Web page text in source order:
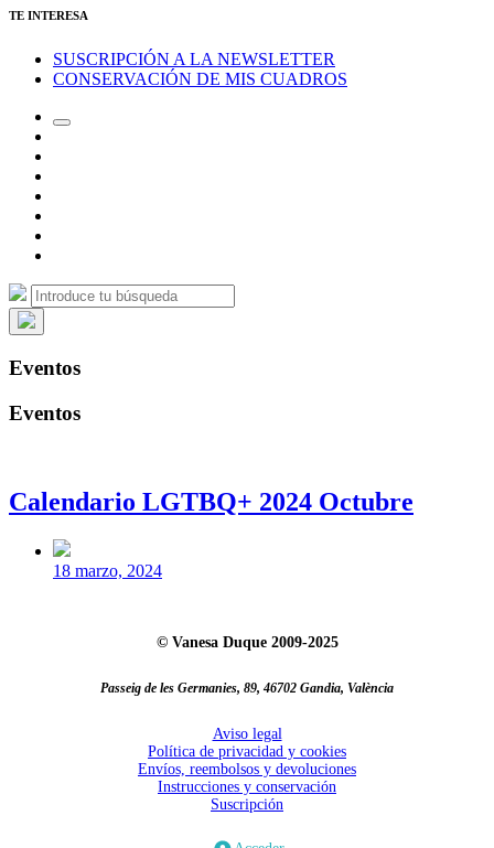
TE INTERESA
SUSCRIPCIÓN A LA NEWSLETTER
CONSERVACIÓN DE MIS CUADROS
Alternar
Buscar:
Buscar
Ocultar
búsqueda
Eventos
Eventos
Calendario LGTBQ+ 2024 Octubre
Fecha
publicación
18 marzo, 2024
© Vanesa Duque 2009-2025
Passeig de les Germanies, 89, 46702 Gandia, València
Aviso legal
Política de privacidad y cookies
Envíos, reembolsos y devoluciones
Instrucciones y conservación
Suscripción